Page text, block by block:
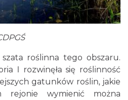
roślinna tego obszaru.
I rozwinęła się roślinność
gatunków roślin, jakie
rejonie wymienić można